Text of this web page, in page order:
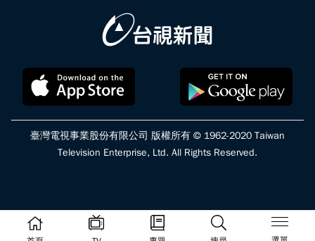
臺灣電視事業股份有限公司 版權所有 © 1962-2020 Taiwan
Television Enterprise, Ltd. All Rights Reserved.